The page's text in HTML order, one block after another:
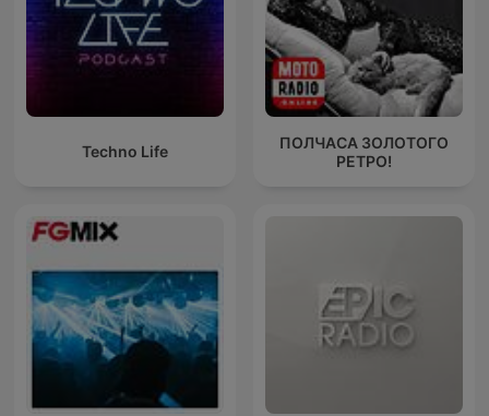
Techno Life
ПОЛЧАСА ЗОЛОТОГО
РЕТРО!